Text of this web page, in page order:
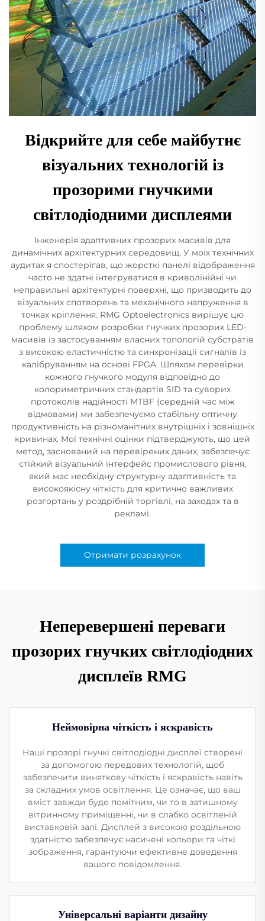
Відкрийте для себе майбутнє
візуальних технологій із
прозорими гнучкими
світлодіодними дисплеями
Інженерія адаптивних прозорих масивів для
динамічних архітектурних середовищ. У моїх технічних
аудитах я спостерігав, що жорсткі панелі відображення
часто не здатні інтегруватися в криволінійні чи
неправильні архітектурні поверхні, що призводить до
візуальних спотворень та механічного напруження в
точках кріплення. RMG Optoelectronics вирішує цю
проблему шляхом розробки гнучких прозорих LED-
масивів із застосуванням власних топологій субстратів
з високою еластичністю та синхронізації сигналів із
калібруванням на основі FPGA. Шляхом перевірки
кожного гнучкого модуля відповідно до
колориметричних стандартів SID та суворих
протоколів надійності MTBF (середній час між
відмовами) ми забезпечуємо стабільну оптичну
продуктивність на різноманітних внутрішніх і зовнішніх
кривинах. Мої технічні оцінки підтверджують, що цей
метод, заснований на перевірених даних, забезпечує
стійкий візуальний інтерфейс промислового рівня,
який має необхідну структурну адаптивність та
високоякісну чіткість для критично важливих
розгортань у роздрібній торгівлі, на заходах та в
рекламі.
Отримати розрахунок
Неперевершені переваги
прозорих гнучких світлодіодних
дисплеїв RMG
Неймовірна чіткість і яскравість
Наші прозорі гнучкі світлодіодні дисплеї створені
за допомогою передових технологій, щоб
забезпечити виняткову чіткість і яскравість навіть
за складних умов освітлення. Це означає, що ваш
вміст завжди буде помітним, чи то в затишному
вітринному приміщенні, чи в слабко освітленій
виставковій залі. Дисплей з високою роздільною
здатністю забезпечує насичені кольори та чіткі
зображення, гарантуючи ефективне доведення
вашого повідомлення.
Універсальні варіанти дизайну